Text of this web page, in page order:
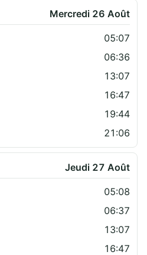
Mercredi 26 Août
05:07
06:36
13:07
16:47
19:44
21:06
Jeudi 27 Août
05:08
06:37
13:07
16:47